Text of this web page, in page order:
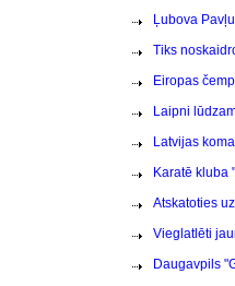
Ļubova
Tiks
Eiropas
Laipni
Latvijas
Karatē kluba
Atskatoties
Vieglatlēti
Daugavpils